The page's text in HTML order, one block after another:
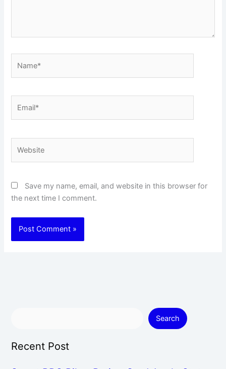
Save my name, email, and website in this browser for
the next time I comment.
Search
Recent Post